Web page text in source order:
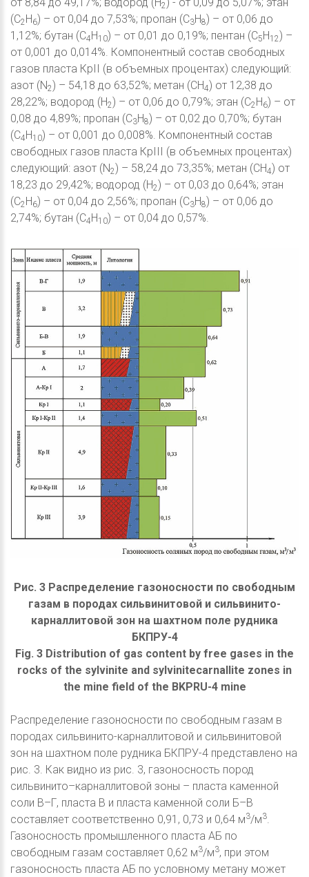
от 8,84 до 49,17%; водород (Н2 ) - от 0,09 до 5,07%; этан
(С2 Н 6) – от 0,04 до 7,53%; пропан (С3Н8) – от 0,06 до
1,12%; бутан (С4Н 10) – от 0,01 до 0,19%; пентан (С5 Н 12) –
от 0,001 до 0,014%. Компонентный состав свободных
газов пласта КрII (в объемных процентах) следующий:
азот (N2) – 54,18 до 63,52%; метан (CH4) от 12,38 до
28,22%; водород (Н2) – от 0,06 до 0,79%; этан (С2 Н 6) – от
0,08 до 4,89%; пропан (С3Н8) – от 0,02 до 0,70%; бутан
(С4Н 10) – от 0,001 до 0,008%. Компонентный состав
свободных газов пласта КрIII (в объемных процентах)
следующий: азот (N2) – 58,24 до 73,35%; метан (CH4) от
18,23 до 29,42%; водород (Н2) – от 0,03 до 0,64%; этан
(С2 Н 6) – от 0,04 до 2,56%; пропан (С3Н8) – от 0,06 до
2,74%; бутан (С4Н 10) – от 0,04 до 0,57%.
Рис. 3 Распределение газоносности по свободным
газам в породах сильвинитовой и сильвинито-
карналлитовой зон на шахтном поле рудника
БКПРУ-4
Fig. 3 Distribution of gas content by free gases in the
rocks of the sylvinite and sylvinitecarnallite zones in
the mine field of the BKPRU-4 mine
Распределение газоносности по свободным газам в
породах сильвинито-карналлитовой и сильвинитовой
зон на шахтном поле рудника БКПРУ-4 представлено на
рис. 3. Как видно из рис. 3, газоносность пород
сильвинито–карналлитовой зоны – пласта каменной
соли В–Г, пласта В и пласта каменной соли Б–В
составляет соответственно 0,91, 0,73 и 0,64 м3/м3.
Газоносность промышленного пласта АБ по
свободным газам составляет 0,62 м3/м3, при этом
газоносность пласта АБ по условному метану может